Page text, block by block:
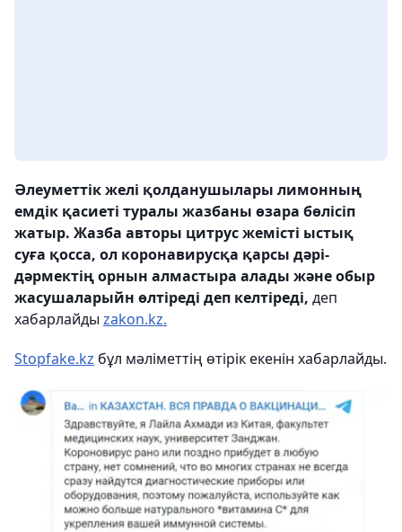
Әлеуметтік желі қолданушылары лимонның
емдік қасиеті туралы жазбаны өзара бөлісіп
жатыр. Жазба авторы цитрус жемісті ыстық
суға қосса, ол коронавирусқа қарсы дәрі-
дәрмектің орнын алмастыра алады және обыр
жасушаларыйн өлтіреді деп келтіреді, деп
хабарлайды zakon.kz.
Stopfake.kz бұл мәліметтің өтірік екенін хабарлайды.